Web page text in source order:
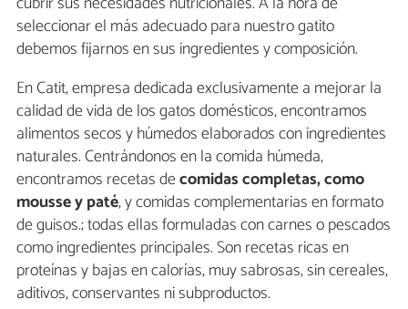
seleccionar el más adecuado para nuestro gatito
debemos fijarnos en sus ingredientes y composición.
En Catit, empresa dedicada exclusivamente a mejorar la
calidad de vida de los gatos domésticos, encontramos
alimentos secos y húmedos elaborados con ingredientes
naturales. Centrándonos en la comida húmeda,
encontramos recetas decomidas completas, como
mousse y paté, y comidas complementarias en formato
de guisos.; todas ellas formuladas con carnes o pescados
como ingredientes principales. Son recetas ricas en
proteínas y bajas en calorías, muy sabrosas, sin cereales,
aditivos, conservantes ni subproductos.